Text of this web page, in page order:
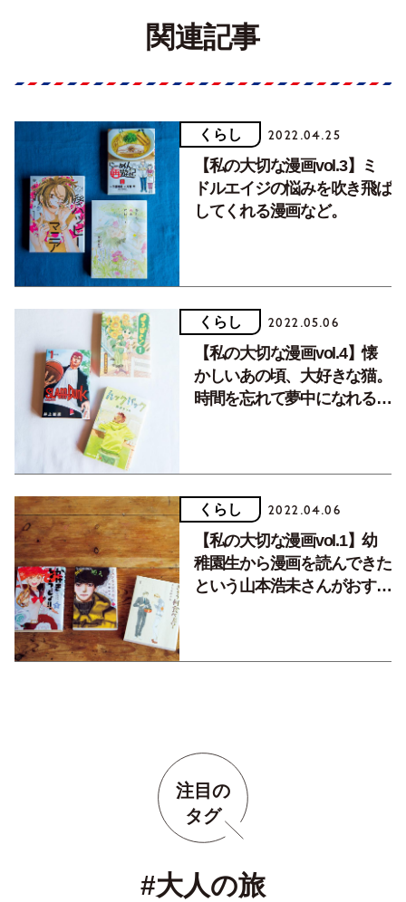
関連記事
くらし 2022.04.25
【私の大切な漫画vol.3】ミ
ドルエイジの悩みを吹き飛ば
してくれる漫画など。
くらし 2022.05.06
【私の大切な漫画vol.4】懐
かしいあの頃、大好きな猫。
時間を忘れて夢中になれる漫
くらし 2022.04.06
【私の大切な漫画vol.1】幼
稚園生から漫画を読んできた
という山本浩未さんがおすす
注目の
タグ
#大人の旅